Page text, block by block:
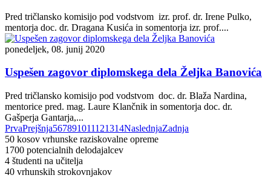
Pred tričlansko komisijo pod vodstvom izr. prof. dr. Irene Pulko,
mentorja doc. dr. Dragana Kusića in somentorja izr. prof....
ponedeljek, 08. junij 2020
Uspešen zagovor diplomskega dela Željka Banovića
Pred tričlansko komisijo pod vodstvom doc. dr. Blaža Nardina,
mentorice pred. mag. Laure Klančnik in somentorja doc. dr.
Gašperja Gantarja,...
PrvaPrejšnja567891011121314NaslednjaZadnja
50 kosov vrhunske raziskovalne opreme
1700 potencialnih delodajalcev
4 študenti na učitelja
40 vrhunskih strokovnjakov